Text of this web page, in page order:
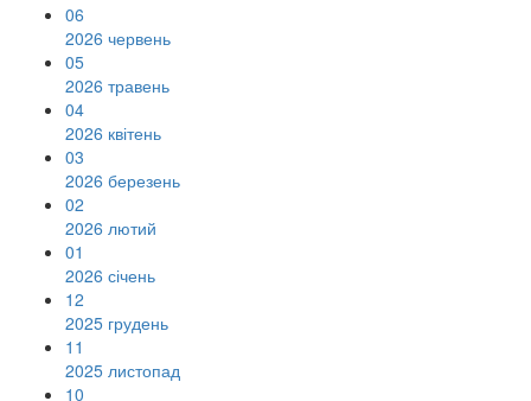
06
2026 червень
05
2026 травень
04
2026 квітень
03
2026 березень
02
2026 лютий
01
2026 січень
12
2025 грудень
11
2025 листопад
10